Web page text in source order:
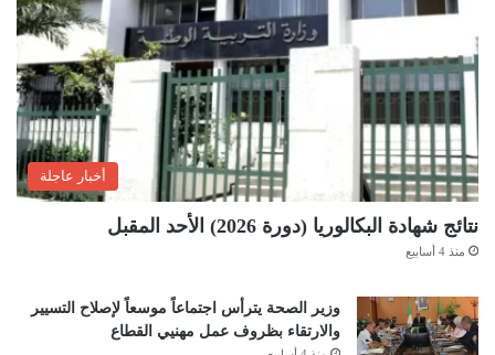
أخبار عاجلة
نتائج شهادة البكالوريا (دورة 2026) الأحد المقبل
منذ 4 أسابيع
وزير الصحة يترأس اجتماعاً موسعاً لإصلاح التسيير
والارتقاء بظروف عمل مهنيي القطاع